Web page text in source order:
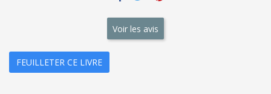
Voir les avis
FEUILLETER CE LIVRE